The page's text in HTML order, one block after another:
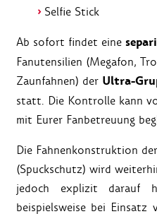
Selfie Stick
Ab sofort findet eine
Fanutensilien (Megafon,
Zaunfahnen) der Ultra-
statt. Die Kontrolle kann
mit Eurer Fanbetreuung
Die Fahnenkonstruktion
(Spuckschutz) wird
jedoch explizit darauf
beispielsweise bei